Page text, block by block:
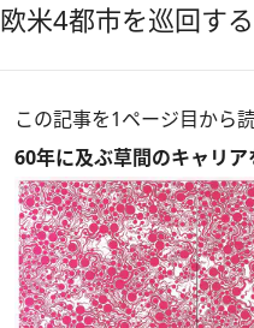
欧米4都市を巡回す
この記事を1ページ目から
60年に及ぶ草間のキャリア